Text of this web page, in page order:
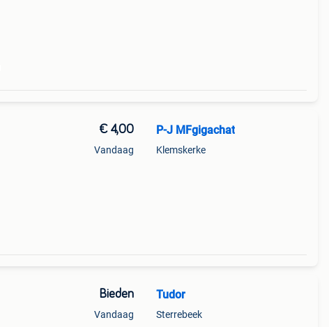
€ 4,00
Vandaag
P-J MFgigachat
Klemskerke
Bieden
Vandaag
Tudor
Sterrebeek